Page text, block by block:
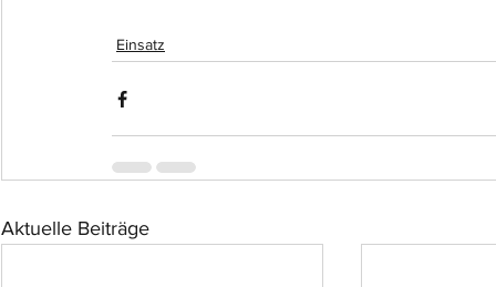
Einsatz
Aktuelle Beiträge